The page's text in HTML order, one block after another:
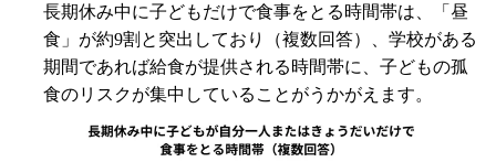
長期休み中に子どもだけで食事をとる時間帯は、「昼
食」が約9割と突出しており（複数回答）、学校がある
期間であれば給食が提供される時間帯に、子どもの孤
食のリスクが集中していることがうかがえます。